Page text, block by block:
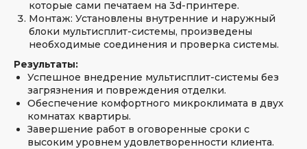
которые сами печатаем на 3d-принтере.
Монтаж: Установлены внутренние и наружный
блоки мультисплит-системы, произведены
необходимые соединения и проверка системы.
Результаты:
Успешное внедрение мультисплит-системы без
загрязнения и повреждения отделки.
Обеспечение комфортного микроклимата в двух
комнатах квартиры.
Завершение работ в оговоренные сроки с
высоким уровнем удовлетворенности клиента.